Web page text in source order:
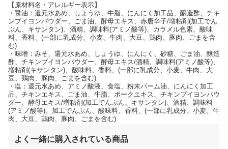
【原材料名・アレルギー表示】
・醤油：還元水あめ、しょうゆ、牛脂、にんにく加工品、醸造酢、チキ
ンブイヨンパウダー、ごま油、酵母エキス、赤唐辛子/増粘剤(加工でん
ぷん、キサンタン)、酒精、調味料(アミノ酸等)、カラメル色素、酸味
料、香料、(一部に乳成分、小麦、牛肉、大豆、鶏肉、豚肉、ごまを含
む)
・味噌：みそ、還元水あめ、しょうゆ、にんにく、砂糖、ごま油、醸造
酢、チキンブイヨンパウダー、酵母エキス/酒精、調味料(アミノ酸等)、
増粘剤(キサンタン)、酸味料、香料、(一部に乳成分、小麦、牛肉、大
豆、鶏肉、豚肉、ごまを含む)
・塩：還元水あめ、アミノ酸液、食塩、粉末パーム油、にんにく加工
品、チキンエキス、ごま油、牛脂、ポークエキス、チキンブイヨンパウ
ダー、酵母エキス/増粘剤(加工でんぷん、キサンタン)、酒精、調味料
(アミノ酸等)、加工でんぷん、酸味料、香料、(一部に乳成分、小麦、牛
肉、大豆、鶏肉、豚肉、ごまを含む)
よく一緒に購入されている商品